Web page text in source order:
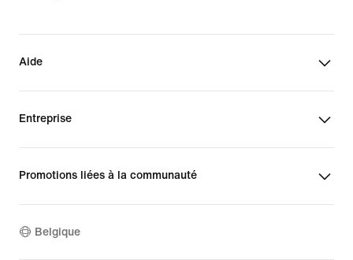
Aide
Entreprise
Promotions liées à la communauté
Belgique